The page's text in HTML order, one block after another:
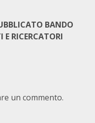
BANDO
E RICERCATORI
un commento.